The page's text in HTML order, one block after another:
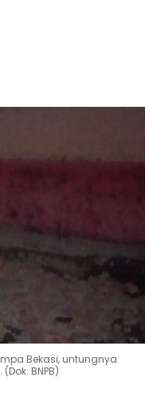
Bekasi, untungnya
BNPB)